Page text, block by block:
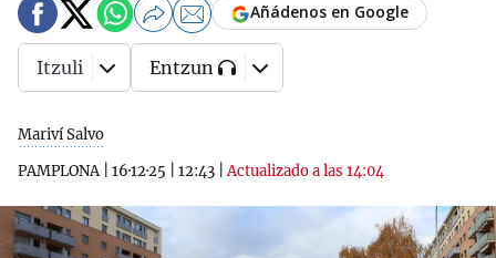
Mariví Salvo
PAMPLONA| 16·12·25 12:43 |Actualizado a las 14:04
Añádenos en Google
Itzuli Entzun